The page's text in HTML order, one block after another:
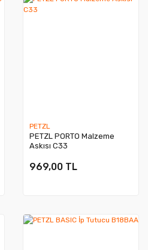
PETZL
PETZL PORTO Malzeme
Askısı C33
969,00 TL